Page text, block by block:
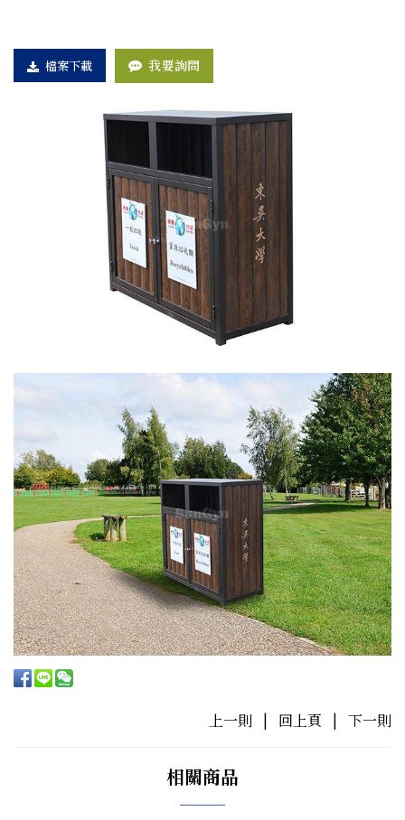
檔案下載 我要詢問
上一則 | 回上頁 | 下一則
相關商品